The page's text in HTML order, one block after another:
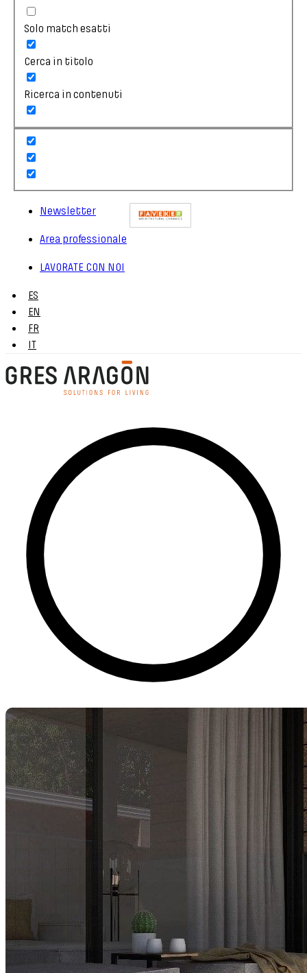
Solo match esatti
Cerca in titolo
Ricerca in contenuti
Newsletter
Area professionale
LAVORATE CON NOI
ES
EN
FR
IT